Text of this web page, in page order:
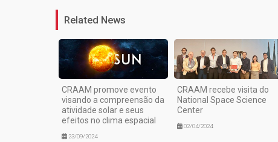
Related News
CRAAM promove evento
visando a compreensão da
atividade solar e seus
efeitos no clima espacial
23/09/2024
CRAAM recebe visita do
National Space Science
Center
02/04/2024